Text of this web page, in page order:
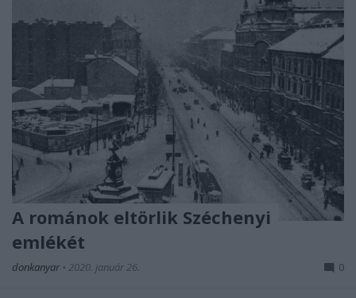
A románok eltörlik Széchenyi
emlékét
donkanyar • 2020. január 26. 0